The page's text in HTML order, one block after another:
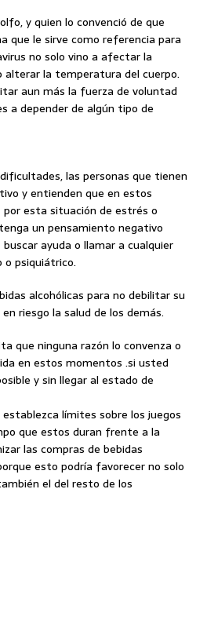
y quien lo convenció de que
que le sirve como referencia para
no solo vino a afectar la
alterar la temperatura del cuerpo.
aun más la fuerza de voluntad
a depender de algún tipo de
las personas que tienen
y entienden que en estos
esta situación de estrés o
un pensamiento negativo
ayuda o llamar a cualquier
o psiquiátrico.
alcohólicas para no debilitar su
riesgo la salud de los demás.
que ninguna razón lo convenza o
en estos momentos .si usted
y sin llegar al estado de
límites sobre los juegos
que estos duran frente a la
las compras de bebidas
esto podría favorecer no solo
el del resto de los